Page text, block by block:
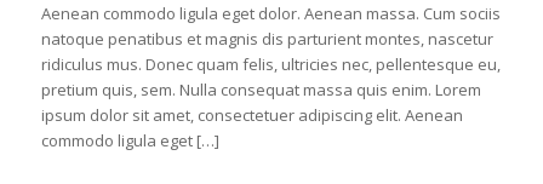
Aenean commodo ligula eget dolor. Aenean massa. Cum sociis
natoque penatibus et magnis dis parturient montes, nascetur
ridiculus mus. Donec quam felis, ultricies nec, pellentesque eu,
pretium quis, sem. Nulla consequat massa quis enim. Lorem
ipsum dolor sit amet, consectetuer adipiscing elit. Aenean
commodo ligula eget […]